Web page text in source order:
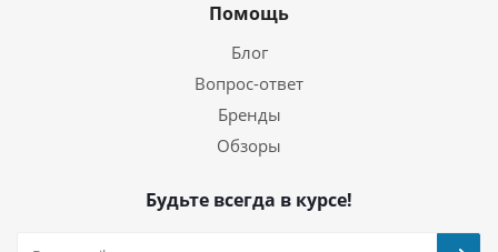
Помощь
Блог
Вопрос-ответ
Бренды
Обзоры
Будьте всегда в курсе!